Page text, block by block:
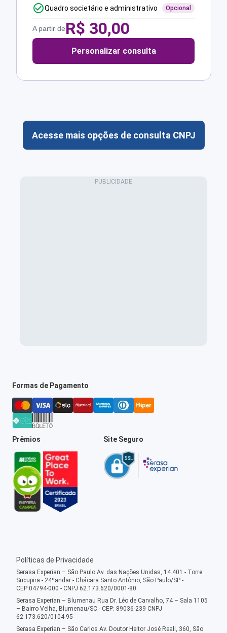
Quadro societário e administrativo Opcional
A partir deR$ 30,00
Personalizar consulta
Acesse mais opções de consulta CNPJ
Formas de Pagamento
Prêmios Site Seguro
Políticas de Privacidade
Serasa Experian – São Paulo Av. das Nações Unidas, 14.401 - Torre
Sucupira - 24ºandar - Chácara Santo Antônio, São Paulo/SP -
CEP:04794-000 - CNPJ 62.173.620/0001-80
Serasa Experian – Blumenau Rua Dr. Léo de Carvalho, 74 – Sala 1105
– Bairro Velha, Blumenau/SC - CEP: 89036-239 CNPJ
62.173.620/0104-95
Serasa Experian – São Carlos Av. Doutor Heitor José Reali, 360, São